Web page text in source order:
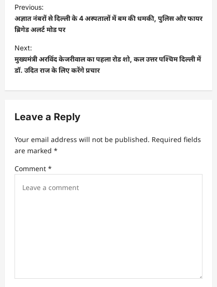
o
s
t
n
a
v
g
a
t
i
Previous:
अज्ञात नंबरों से दिल्ली के 4 अस्पतालों में बम की धमकी, पुलिस और फायर
ब्रिगेड अलर्ट मोड पर
Next:
मुख्यमंत्री अरविंद केजरीवाल का पहला रोड शो, कल उत्तर पश्चिम दिल्ली में
डॉ. उदित राज के लिए करेंगे प्रचार
Leave a Reply
Your email address will not be published. Required fields
are marked *
Comment *